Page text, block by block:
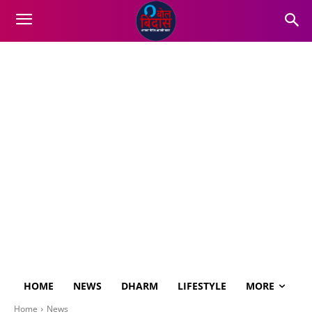
HOME NEWS DHARM LIFESTYLE MORE
Home News